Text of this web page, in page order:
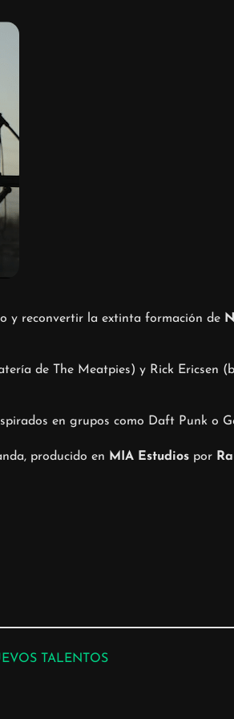
y reconvertir la extinta formación de
de The Meatpies) y Rick Ericsen
en grupos como Daft Punk o
producido en MIA Estudiospor
TALENTOS